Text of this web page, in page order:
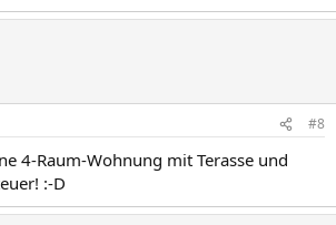
#8
4-Raum-Wohnung mit Terasse und
:-D